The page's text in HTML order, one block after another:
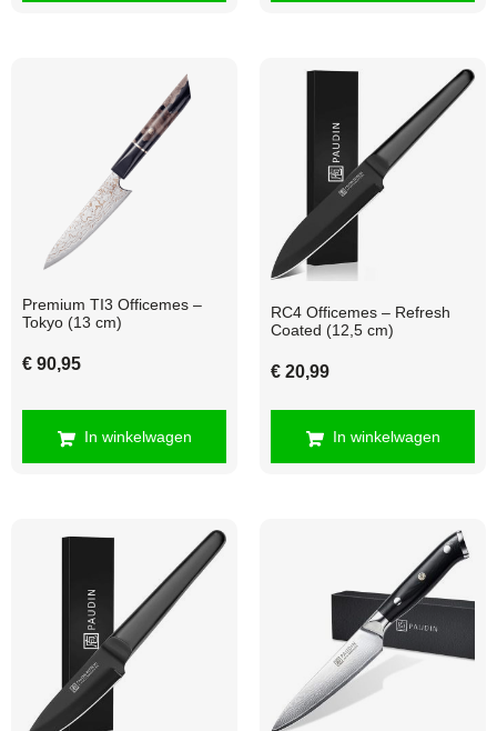
Premium TI3 Officemes –
Tokyo (13 cm)
€ 90,95
In winkelwagen
RC4 Officemes – Refresh
Coated (12,5 cm)
€ 20,99
In winkelwagen